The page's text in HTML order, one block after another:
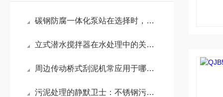
碳钢防腐一体化泵站在选择时，需要考虑多种因素
立式潜水搅拌器在水处理中的关键作用？
周边传动桥式刮泥机常应用于哪些场景？
污泥处理的静默卫士：不锈钢污泥回流泵